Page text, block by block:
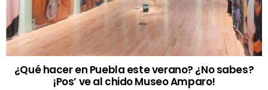
¿Qué hacer en Puebla este verano? ¿No sabes?
¡Pos’ ve al chido Museo Amparo!